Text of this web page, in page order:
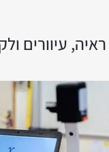
עיוורים